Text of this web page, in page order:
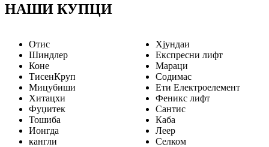
НАШИ КУПЦИ
Отис
Шиндлер
Коне
ТисенКруп
Мицубиши
Хитацхи
Фуџитек
Тошиба
Ионгда
кангли
Хјундаи
Експресни лифт
Мараци
Содимас
Ети Електроелемент
Феникс лифт
Сантис
Каба
Леер
Селком